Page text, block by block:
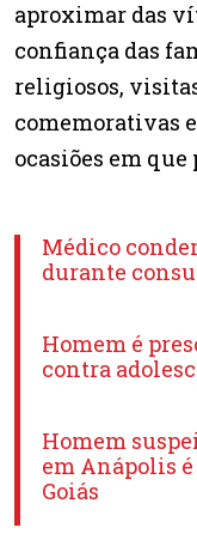
aproximar das
confiança das
religiosos,
comemorativas
ocasiões em que
Médico
durante
Homem é
contra
Homem
em Anápolis
Goiás